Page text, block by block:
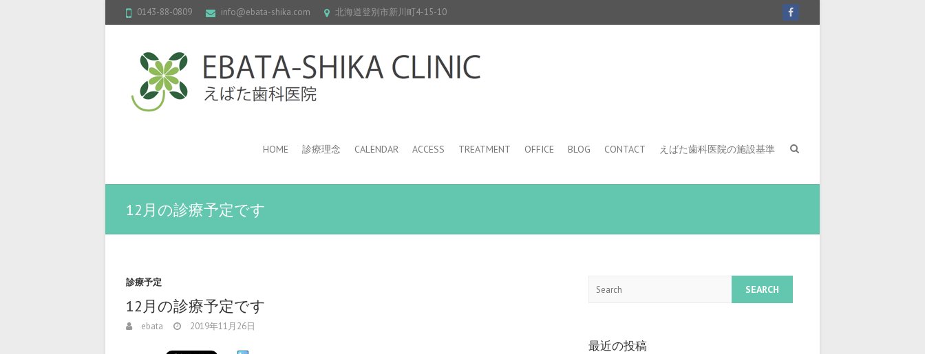
0143-88-0809 info@ebata-shika.com 北海道登別市新川町4-15-10
HOME 診療理念 CALENDAR ACCESS TREATMENT OFFICE BLOG CONTACT えばた歯科医院の施設基準
12月の診療予定です
診療予定
12月の診療予定です
ebata 2019年11月26日
最近の投稿